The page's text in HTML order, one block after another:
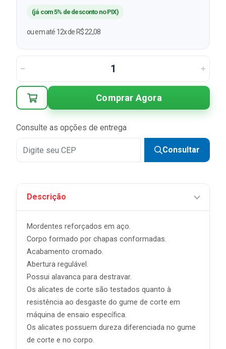
(já com 5% de desconto no PIX)
ou em até 12x de R$ 22,08
Comprar Agora
Consulte as opções de entrega
Consultar
Descrição
Mordentes reforçados em aço.
Corpo formado por chapas conformadas.
Acabamento cromado.
Abertura regulável.
Possui alavanca para destravar.
Os alicates de corte são testados quanto à
resistência ao desgaste do gume de corte em
máquina de ensaio específica.
Os alicates possuem dureza diferenciada no gume
de corte e no corpo.